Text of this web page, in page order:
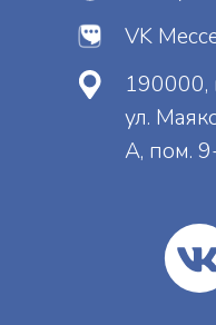
обработку
соглашаетесь